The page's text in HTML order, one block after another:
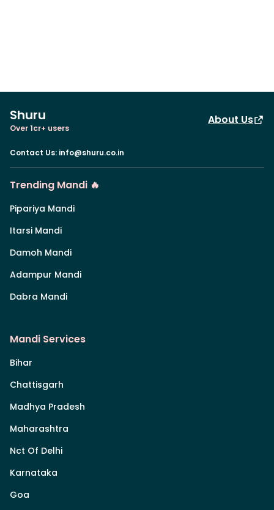
Shuru
Over 1cr+ users
About Us
Contact Us: info@shuru.co.in
Trending Mandi 🔥
Pipariya Mandi
Itarsi Mandi
Damoh Mandi
Adampur Mandi
Dabra Mandi
Mandi Services
Bihar
Chattisgarh
Madhya Pradesh
Maharashtra
Nct Of Delhi
Karnataka
Goa